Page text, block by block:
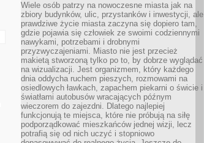
Wiele osób patrzy na nowoczesne miasta jak na
zbiory budynków, ulic, przystanków i inwestycji, ale
prawdziwe życie miasta zaczyna się dopiero tam,
gdzie pojawia się człowiek ze swoimi codziennymi
nawykami, potrzebami i drobnymi
przyzwyczajeniami. Miasto nie jest przecież
makietą stworzoną tylko po to, by dobrze wyglądać
na wizualizacji. Jest organizmem, który każdego
dnia oddycha ruchem pieszych, rozmowami na
osiedlowych ławkach, zapachem piekarni o świcie i
światłami autobusów wracających późnym
wieczorem do zajezdni. Dlatego najlepiej
funkcjonują te miejsca, które nie próbują na siłę
podporządkować mieszkańców jednej wizji, lecz
potrafią się od nich uczyć i stopniowo